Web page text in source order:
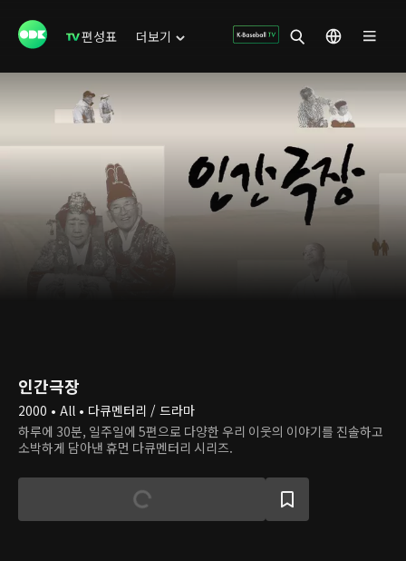
편성표 더보기
인간극장
2000 • All • 다큐멘터리 / 드라마
하루에 30분, 일주일에 5편으로 다양한 우리 이웃의 이야기를 진솔하고
소박하게 담아낸 휴먼 다큐멘터리 시리즈.